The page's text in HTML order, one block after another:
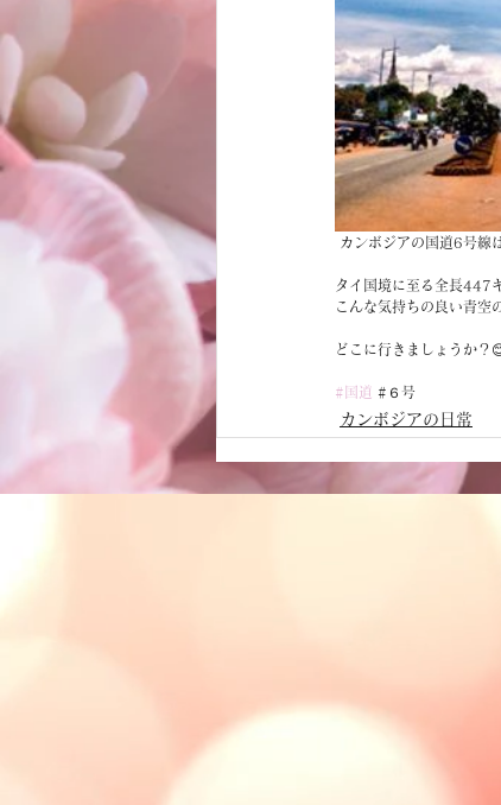
カンボジアの国道6号線
タイ国境に至る全長447
こんな気持ちの良い青空
どこに行きましょうか？
#国道 #６号
カンボジアの日常